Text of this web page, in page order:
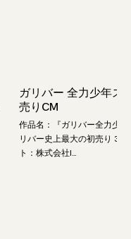
ガリバー 全力少年ス
売りCM
作品名：『ガリバー全力少
リバー史上最大の初売り 30
ト：株式会社I…